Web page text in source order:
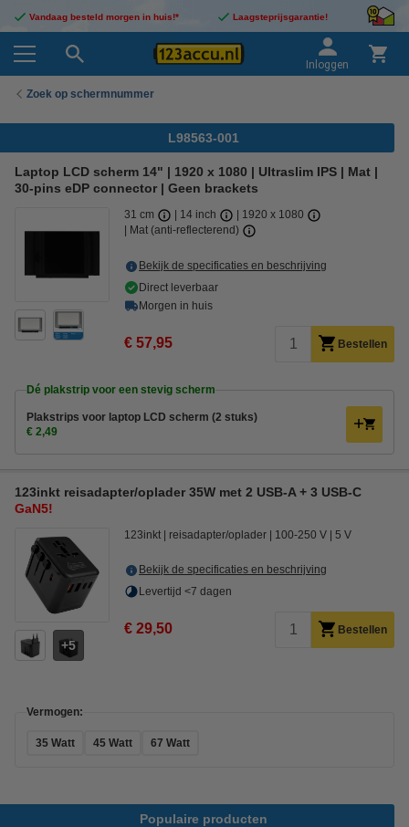
Vandaag besteld morgen in huis!* Laagsteprijsgarantie!
Inloggen
Zoek op schermnummer
L98563-001
Laptop LCD scherm 14" | 1920 x 1080 | Ultraslim IPS | Mat |
30-pins eDP connector | Geen brackets
31 cm 14 inch
1920 x 1080
Mat (anti-reflecterend)
Bekijk de specificaties en beschrijving
Direct leverbaar
Morgen in huis
€ 57,95 Bestellen
Dé plakstrip voor een stevig scherm
Plakstrips voor laptop LCD scherm (2 stuks)
€ 2,49
123inkt reisadapter/oplader 35W met 2 USB-A + 3 USB-C
GaN5!
5
123inkt reisadapter/oplader 100-250 V 5 V
Bekijk de specificaties en beschrijving
Levertijd <7 dagen
€ 29,50 Bestellen
Vermogen:
35 Watt 45 Watt 67 Watt
Populaire producten